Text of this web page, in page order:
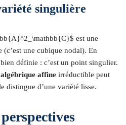
singulière
est une
une cubique nodal). En
définie : c’est un point singulier.
affine irréductible peut
distingue d’une variété lisse.